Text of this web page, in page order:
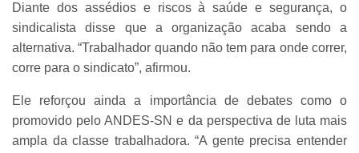
Diante dos assédios e riscos à saúde e segurança, o
sindicalista disse que a organização acaba sendo a
alternativa. “Trabalhador quando não tem para onde correr,
corre para o sindicato”, afirmou.
Ele reforçou ainda a importância de debates como o
promovido pelo ANDES-SN e da perspectiva de luta mais
ampla da classe trabalhadora. “A gente precisa entender